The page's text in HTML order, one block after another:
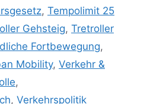
, Tempolimit 25
Gehsteig, Tretroller
Fortbewegung,
Mobility, Verkehr &
,
, Verkehrspolitik